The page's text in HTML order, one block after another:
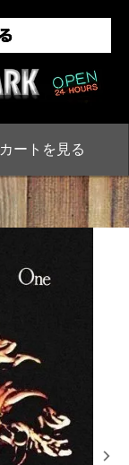
カートを見る